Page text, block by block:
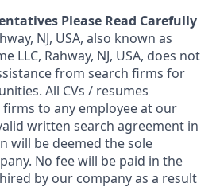
Please Read Carefully
NJ, USA, also known as
LLC, Rahway, NJ, USA, does not
from search firms for
All CVs / resumes
to any employee at our
written search agreement in
will be deemed the sole
No fee will be paid in the
by our company as a result